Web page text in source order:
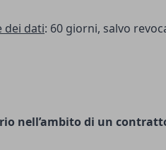
dei dati: 60 giorni, salvo
nell’ambito di un